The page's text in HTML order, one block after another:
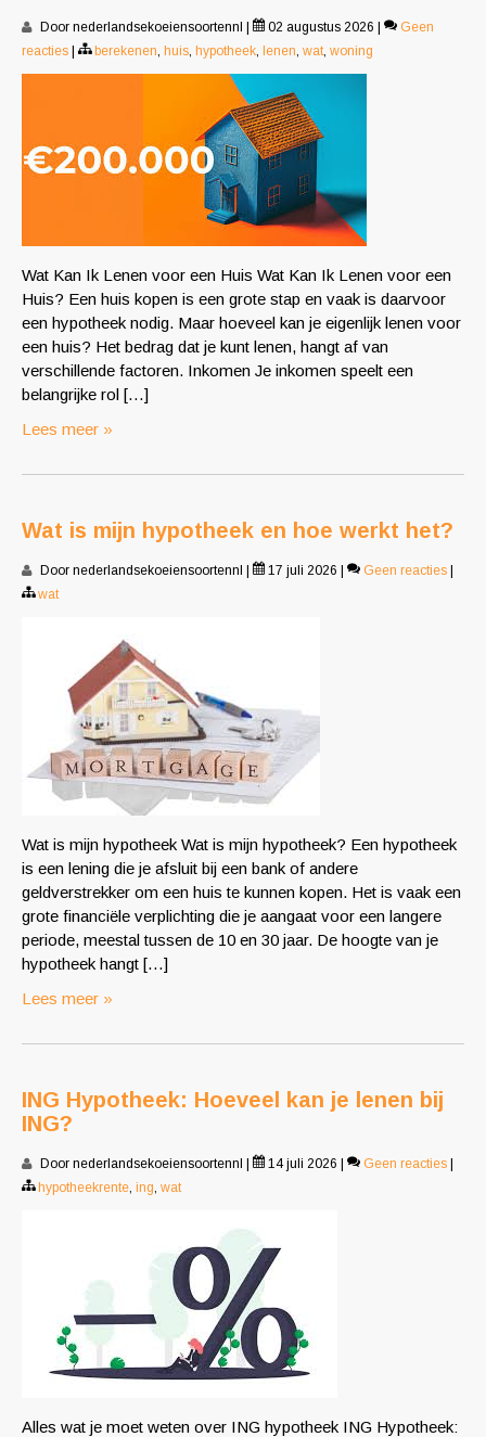
Door nederlandsekoeiensoortennl 02 augustus 2026
Geen
reacties
berekenen, huis, hypotheek, lenen, wat, woning
Wat Kan Ik Lenen voor een Huis Wat Kan Ik Lenen voor een
Huis? Een huis kopen is een grote stap en vaak is daarvoor
een hypotheek nodig. Maar hoeveel kan je eigenlijk lenen voor
een huis? Het bedrag dat je kunt lenen, hangt af van
verschillende factoren. Inkomen Je inkomen speelt een
belangrijke rol […]
Lees meer »
Wat is mijn hypotheek en hoe werkt het?
Door nederlandsekoeiensoortennl 17 juli 2026 Geen reacties
wat
Wat is mijn hypotheek Wat is mijn hypotheek? Een hypotheek
is een lening die je afsluit bij een bank of andere
geldverstrekker om een huis te kunnen kopen. Het is vaak een
grote financiële verplichting die je aangaat voor een langere
periode, meestal tussen de 10 en 30 jaar. De hoogte van je
hypotheek hangt […]
Lees meer »
ING Hypotheek: Hoeveel kan je lenen bij
ING?
Door nederlandsekoeiensoortennl 14 juli 2026 Geen reacties
hypotheekrente, ing, wat
Alles wat je moet weten over ING hypotheek ING Hypotheek: